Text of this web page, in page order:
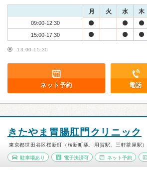
月 火 水 木
09:00-12:30
15:00-17:30
13:00-15:30
ネット予約 電話
きたやま胃腸肛門クリニック
東京都世田谷区桜新町（桜新町駅、用賀駅、三軒茶屋駅）
駐車場あり 電子決済可 ネット予約